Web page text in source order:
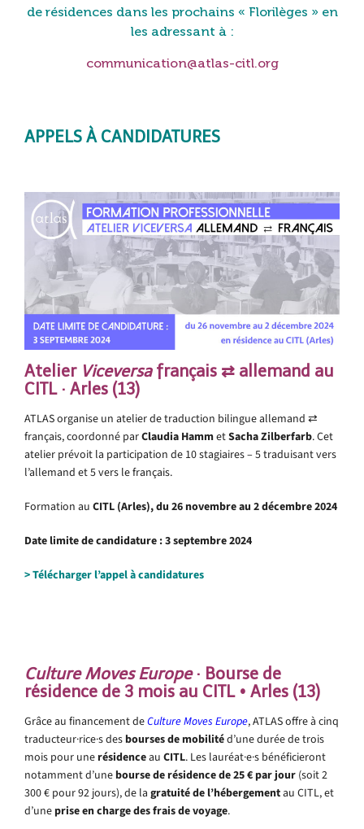
de résidences dans les prochains « Florilèges » en
les adressant à :
communication@atlas-citl.org
APPELS À CANDIDATURES
Atelier Viceversafrançais ⇄ allemand au
CITL · Arles (13)
ATLAS organise un atelier de traduction bilingue allemand ⇄
français, coordonné parClaudia HammetSacha Zilberfarb. Cet
atelier prévoit la participation de 10 stagiaires – 5 traduisant vers
l’allemand et 5 vers le français.
Formation au CITL (Arles), du 26 novembre au 2 décembre 2024
Date limite de candidature : 3 septembre 2024
> Télécharger l’appel à candidatures
Culture Moves Europe· Bourse de
résidence de 3 mois au CITL • Arles (13)
Grâce au financement deCulture Moves Europe, ATLAS offre à cinq
traducteur·rice·s desbourses de mobilitéd’une durée de trois
mois pour unerésidenceau CITL. Les lauréat·e·s bénéficieront
notamment d’unebourse de résidence de 25 € par jour (soit 2
300 € pour 92 jours), de la gratuité de l’hébergementau CITL, et
d’uneprise en charge des frais de voyage.